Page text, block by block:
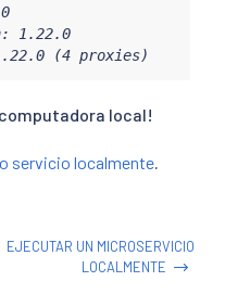
1.22.0
(4 proxies)
local!
servicio localmente.
EJECUTAR UN MICROSERVICIO
LOCALMENTE